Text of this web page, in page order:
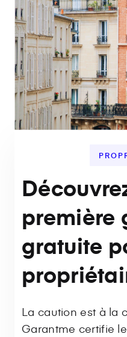
première
gratuite
La caution est à la
Garantme certifie